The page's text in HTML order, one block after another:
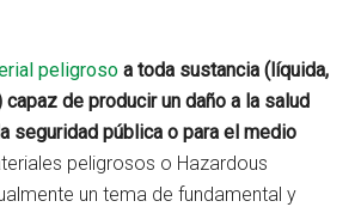
peligroso a toda sustancia (líquida,
de producir un daño a la salud
seguridad pública o para el medio
peligrosos o Hazardous
un tema de fundamental y